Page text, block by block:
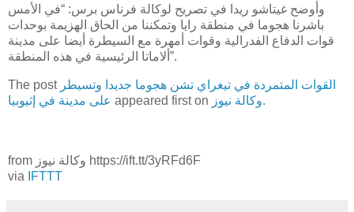
وأوضح غيتاشو ريدا في تصريح لوكالة فرناس برس: “في الأمس
باشرنا هجوما في منطقة رايا وتمكننا من الحاق الهزيمة بوحدات
قوات الدفاع الفدرالية وقوات أمهرة مع السيطرة أيضا على مدينة
ألاماتا الرئيسية في هذه المنطقة”.
The post القوات المتمردة في تيغراي تشن هجوما جديدا وتسيطر
على مدينة في إثيوبيا appeared first on وكالة نيوز.
from وكالة نيوز https://ift.tt/3yRFd6F
via
IFTTT